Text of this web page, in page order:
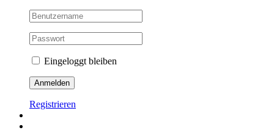
Eingeloggt bleiben
Registrieren